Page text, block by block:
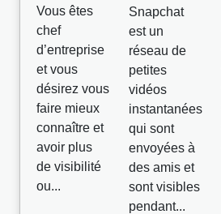
Vous êtes
chef
d’entreprise
et vous
désirez vous
faire mieux
connaître et
avoir plus
de visibilité
ou...
Snapchat
est un
réseau de
petites
vidéos
instantanées
qui sont
envoyées à
des amis et
sont visibles
pendant...